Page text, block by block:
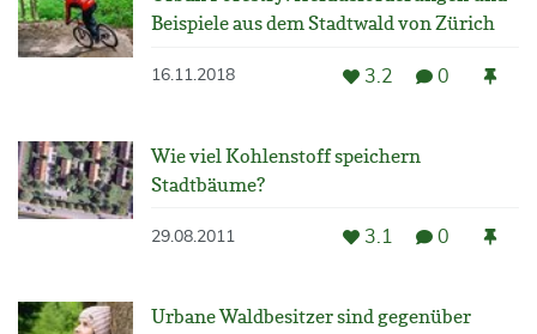
Beispiele aus dem Stadtwald von Zürich
16.11.2018 3.2 0
Wie viel Kohlenstoff speichern
Stadtbäume?
29.08.2011 3.1 0
Urbane Waldbesitzer sind gegenüber